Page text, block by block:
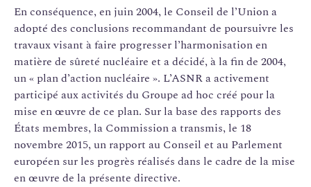
En conséquence, en juin 2004, le Conseil de l’Union a
adopté des conclusions recommandant de poursuivre les
travaux visant à faire progresser l’harmonisation en
matière de sûreté nucléaire et a décidé, à la fin de 2004,
un « plan d’action nucléaire ». L’ASNR a activement
participé aux activités du Groupe ad hoc créé pour la
mise en œuvre de ce plan. Sur la base des rapports des
États membres, la Commission a transmis, le 18
novembre 2015, un rapport au Conseil et au Parlement
européen sur les progrès réalisés dans le cadre de la mise
en œuvre de la présente directive.